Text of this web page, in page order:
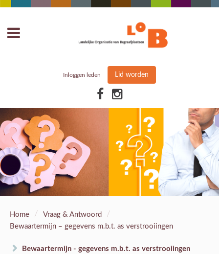
Inloggen leden Lid worden
Home / Vraag & Antwoord /
Bewaartermijn – gegevens m.b.t. as verstrooiingen
Bewaartermijn - gegevens m.b.t. as verstrooiingen